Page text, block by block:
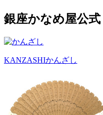
銀座かなめ屋公式
KANZASHIかんざし